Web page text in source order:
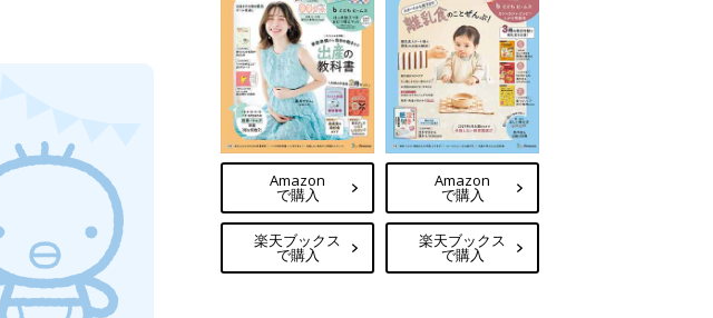
Amazon
で購入
楽天ブックス
で購入
Amazon
で購入
楽天ブックス
で購入